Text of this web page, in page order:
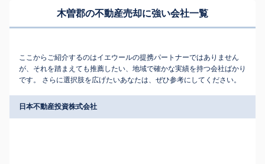
木曽郡の不動産売却に強い会社一覧
ここからご紹介するのはイエウールの提携パートナーではありません
が、それを踏まえても推薦したい、地域で確かな実績を持つ会社ばかり
です。 さらに選択肢を広げたいあなたは、ぜひ参考にしてください。
日本不動産投資株式会社